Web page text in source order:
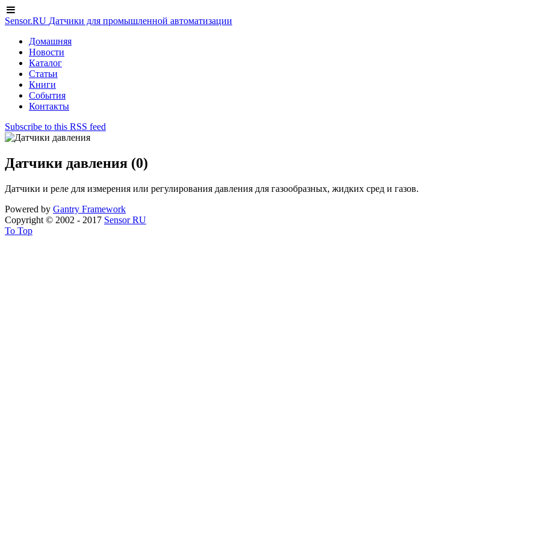
Sensor.RU Датчики для промышленной автоматизации
Домашняя
Новости
Каталог
Статьи
Книги
События
Контакты
Subscribe to this RSS feed
Датчики давления (0)
Датчики и реле для измерения или регулирования давления для газообразных, жидких сред и газов.
Powered by Gantry Framework
Copyright © 2002 - 2017 Sensor RU
To Top